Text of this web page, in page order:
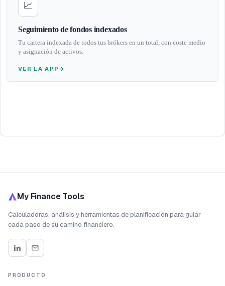
📈
Seguimiento de fondos indexados
Tu cartera indexada de todos tus brókers en un total, con coste medio
y asignación de activos.
VER LA APP →
My Finance Tools
Calculadoras, análisis y herramientas de planificación para guiar
cada paso de su camino financiero.
PRODUCTO